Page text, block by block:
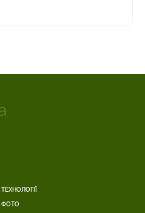
ТЕХНОЛОГІЇ
ФОТО